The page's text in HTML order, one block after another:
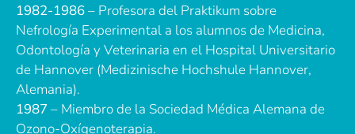
1982-1986– Profesora del Praktikum sobre
Nefrología Experimental a los alumnos de Medicina,
Odontología y Veterinaria en el Hospital Universitario
de Hannover (Medizinische Hochshule Hannover,
Alemania).
1987 – Miembro de la Sociedad Médica Alemana de
Ozono-Oxígenoterapia.